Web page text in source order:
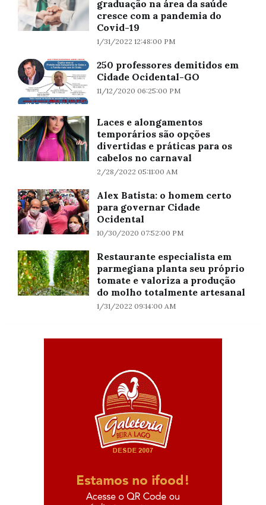
graduação na área da saúde
cresce com a pandemia do
Covid-19
1/31/2022 12:48:00 PM
250 professores demitidos em
Cidade Ocidental-GO
11/12/2020 06:25:00 PM
Laces e alongamentos
temporários são opções
divertidas e práticas para os
cabelos no carnaval
2/28/2022 05:11:00 AM
Alex Batista: o homem certo
para governar Cidade
Ocidental
10/30/2020 07:52:00 PM
Restaurante especialista em
parmegiana planta seu próprio
tomate e valoriza a produção
do molho totalmente artesanal
1/31/2022 09:14:00 AM